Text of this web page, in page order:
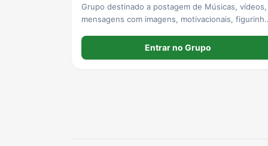
Grupo destinado a postagem de Músicas, vídeos,
mensagens com imagens, motivacionais,
Entrar no Grupo